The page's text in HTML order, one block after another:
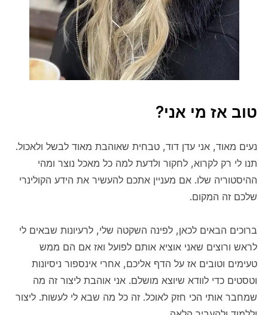
טוב אז מי אני?
נעים מאוד, אני עדן דוד, טבחית שאוהבת מאוד לבשל ולאכול.
תנו לי רק לקרוא, לחקור ולדעת למה כל מאכל נוצר ומהי
ההיסטוריה שלו. אם מעניין אתכם להעשיר את הידע הקולינרי
שלכם זה המקום.
ברוכים הבאים לכאן, לפינה השקטה שלי, לרעיונות שבאים לי
לראש ורוצים שאני אוציא אותם לפועל ואז אם הם ממש
טעימים וטובים אז על הדף אליכם, אחרי אינספור ניסיונות
וטסטים כדי לוודא שיוצא מושלם. אני אוהבת ליצור זה מה
שמחבר אותי הכי חזק לאוכל. זה כל מה שבא לי לעשות. ליצור